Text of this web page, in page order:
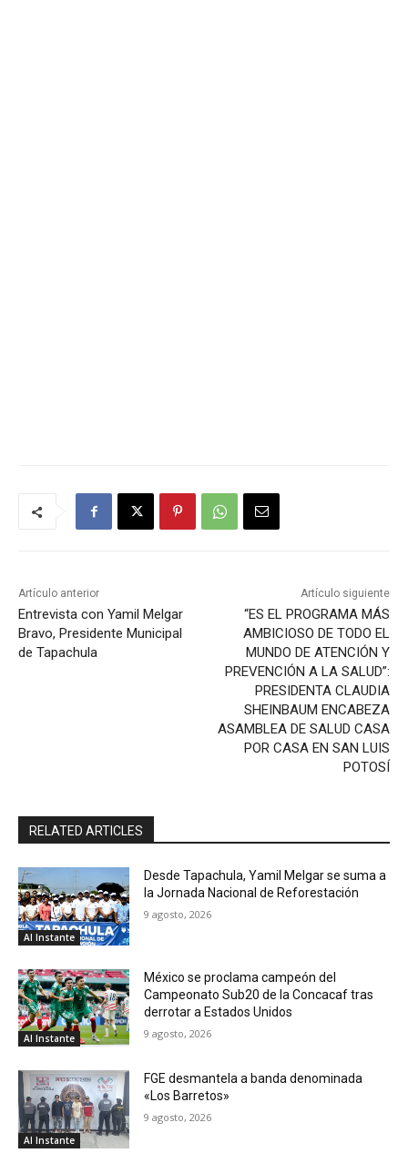
Artículo anterior
Entrevista con Yamil Melgar
Bravo, Presidente Municipal
de Tapachula
Artículo siguiente
“ES EL PROGRAMA MÁS
AMBICIOSO DE TODO EL
MUNDO DE ATENCIÓN Y
PREVENCIÓN A LA SALUD”:
PRESIDENTA CLAUDIA
SHEINBAUM ENCABEZA
ASAMBLEA DE SALUD CASA
POR CASA EN SAN LUIS
POTOSÍ
RELATED ARTICLES
Al Instante
Desde Tapachula, Yamil Melgar se suma a
la Jornada Nacional de Reforestación
9 agosto, 2026
Al Instante
México se proclama campeón del
Campeonato Sub20 de la Concacaf tras
derrotar a Estados Unidos
9 agosto, 2026
Al Instante
FGE desmantela a banda denominada
«Los Barretos»
9 agosto, 2026